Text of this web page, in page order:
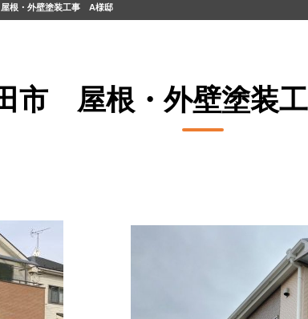
根・外壁塗装工事 A様邸
市 屋根・外壁塗装